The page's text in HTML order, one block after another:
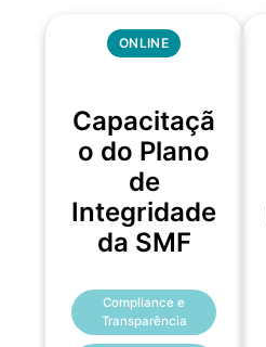
ONLINE
Capacitaçã
o do Plano
de
Integridade
da SMF
Compliance e
Transparência